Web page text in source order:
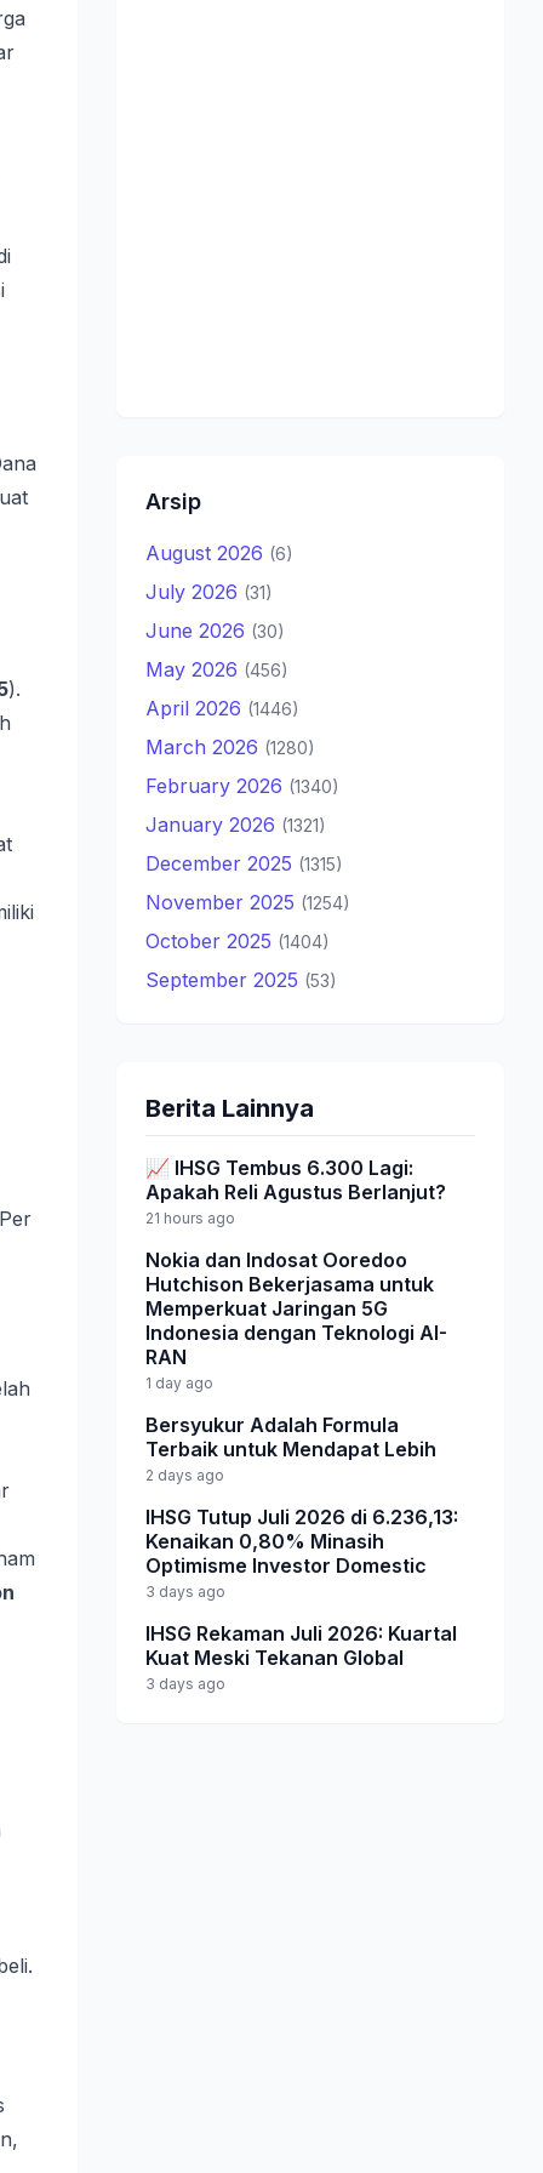
).
Arsip
August 2026 (6)
July 2026 (31)
June 2026 (30)
May 2026 (456)
April 2026 (1446)
March 2026 (1280)
February 2026 (1340)
January 2026 (1321)
December 2025 (1315)
November 2025 (1254)
October 2025 (1404)
September 2025 (53)
Berita Lainnya
📈 IHSG Tembus 6.300 Lagi:
Apakah Reli Agustus Berlanjut?
21 hours ago
Nokia dan Indosat Ooredoo
Hutchison Bekerjasama untuk
Memperkuat Jaringan 5G
Indonesia dengan Teknologi AI-
RAN
1 day ago
Bersyukur Adalah Formula
Terbaik untuk Mendapat Lebih
2 days ago
IHSG Tutup Juli 2026 di 6.236,13:
Kenaikan 0,80% Minasih
Optimisme Investor Domestic
3 days ago
IHSG Rekaman Juli 2026: Kuartal
Kuat Meski Tekanan Global
3 days ago